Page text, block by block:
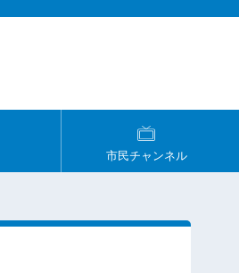
市民チャンネル